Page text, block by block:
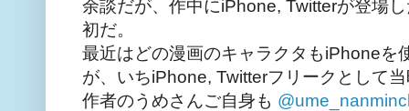
余談だが、作中にiPhone, Twitterが登場
初だ。
最近はどの漫画のキャラクタもiPhoneを
が、いちiPhone, Twitterフリークとして
作者のうめさんご自身も